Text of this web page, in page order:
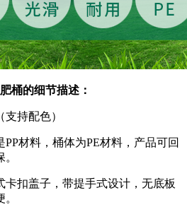
桶的细节描述：
持配色）
PP材料，桶体为PE材料，产品可回
卡扣盖子，带提手式设计，无底板